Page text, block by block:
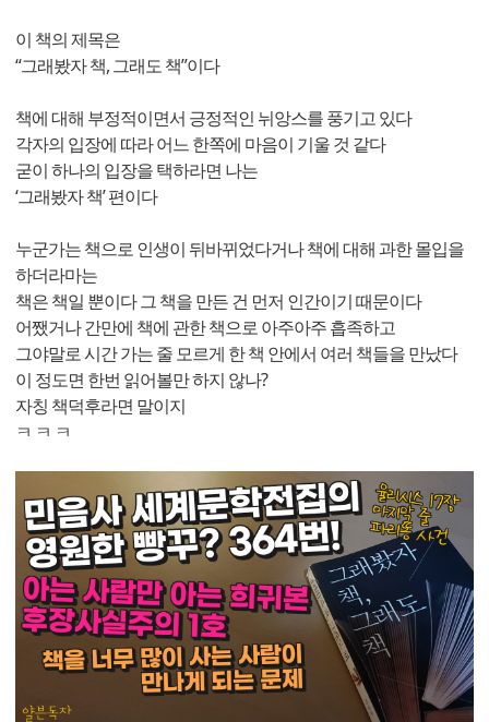
이 책의 제목은
“그래봤자 책, 그래도 책”이다
책에 대해 부정적이면서 긍정적인 뉘앙스를 풍기고 있다
각자의 입장에 따라 어느 한쪽에 마음이 기울 것 같다
굳이 하나의 입장을 택하라면 나는
‘그래봤자 책’ 편이다
누군가는 책으로 인생이 뒤바뀌었다거나 책에 대해 과한 몰입을
하더라마는
책은 책일 뿐이다 그 책을 만든 건 먼저 인간이기 때문이다
어쨌거나 간만에 책에 관한 책으로 아주아주 흡족하고
그야말로 시간 가는 줄 모르게 한 책 안에서 여러 책들을 만났다
이 정도면 한번 읽어볼만 하지 않나?
자칭 책덕후라면 말이지
ㅋ ㅋ ㅋ